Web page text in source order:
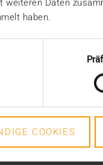
weiteren Daten
haben.
COOKIES